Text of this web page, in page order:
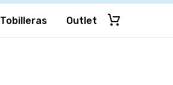
Tobilleras Outlet